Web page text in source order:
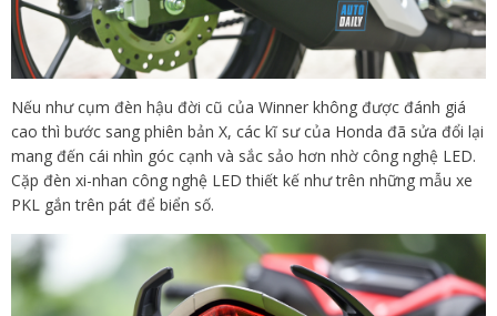
Nếu như cụm đèn hậu đời cũ của Winner không được đánh giá
cao thì bước sang phiên bản X, các kĩ sư của Honda đã sửa đổi lại
mang đến cái nhìn góc cạnh và sắc sảo hơn nhờ công nghệ LED.
Cặp đèn xi-nhan công nghệ LED thiết kế như trên những mẫu xe
PKL gắn trên pát để biển số.